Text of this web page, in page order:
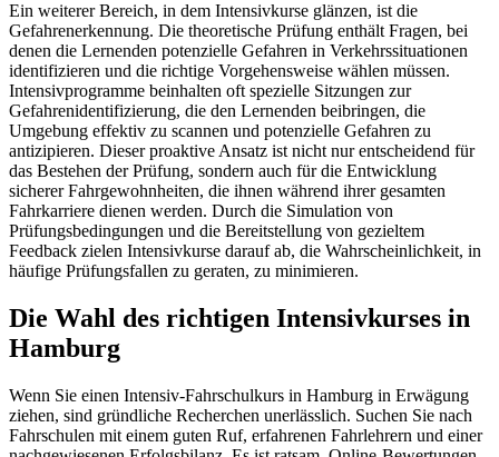
Ein weiterer Bereich, in dem Intensivkurse glänzen, ist die
Gefahrenerkennung. Die theoretische Prüfung enthält Fragen, bei
denen die Lernenden potenzielle Gefahren in Verkehrssituationen
identifizieren und die richtige Vorgehensweise wählen müssen.
Intensivprogramme beinhalten oft spezielle Sitzungen zur
Gefahrenidentifizierung, die den Lernenden beibringen, die
Umgebung effektiv zu scannen und potenzielle Gefahren zu
antizipieren. Dieser proaktive Ansatz ist nicht nur entscheidend für
das Bestehen der Prüfung, sondern auch für die Entwicklung
sicherer Fahrgewohnheiten, die ihnen während ihrer gesamten
Fahrkarriere dienen werden. Durch die Simulation von
Prüfungsbedingungen und die Bereitstellung von gezieltem
Feedback zielen Intensivkurse darauf ab, die Wahrscheinlichkeit, in
häufige Prüfungsfallen zu geraten, zu minimieren.
Die Wahl des richtigen Intensivkurses in
Hamburg
Wenn Sie einen Intensiv-Fahrschulkurs in Hamburg in Erwägung
ziehen, sind gründliche Recherchen unerlässlich. Suchen Sie nach
Fahrschulen mit einem guten Ruf, erfahrenen Fahrlehrern und einer